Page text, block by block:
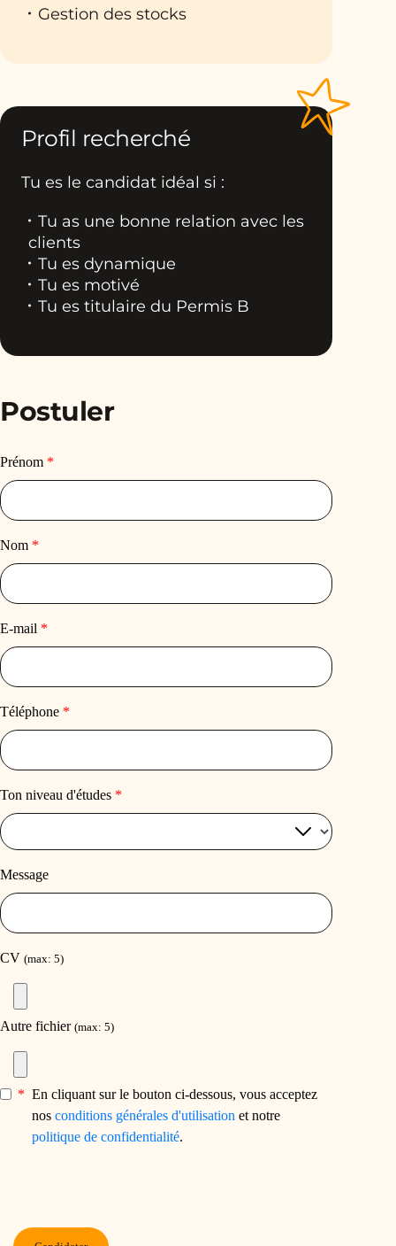
Gestion des stocks
Profil recherché
Tu es le candidat idéal si :
Tu as une bonne relation avec les
clients
Tu es dynamique
Tu es motivé
Tu es titulaire du Permis B
Postuler